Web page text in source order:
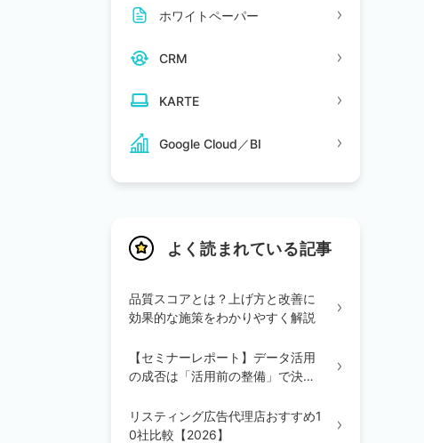
ホワイトペーパー
CRM
KARTE
Google Cloud／BI
よく読まれている記事
品質スコアとは？上げ方と改善に
効果的な施策をわかりやすく解説
【セミナーレポート】データ活用
の成否は「活用前の整備」で決ま
3ステップを解説
リスティング広告代理店おすすめ1
0社比較【2026】